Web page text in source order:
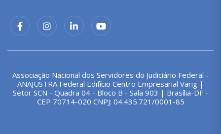
Associação Nacional dos Servidores do Judiciário Federal -
ANAJUSTRA Federal Edifício Centro Empresarial Varig |
Setor SCN - Quadra 04 - Bloco B - Sala 903 | Brasília-DF -
CEP 70714-020 CNPJ: 04.435.721/0001-85